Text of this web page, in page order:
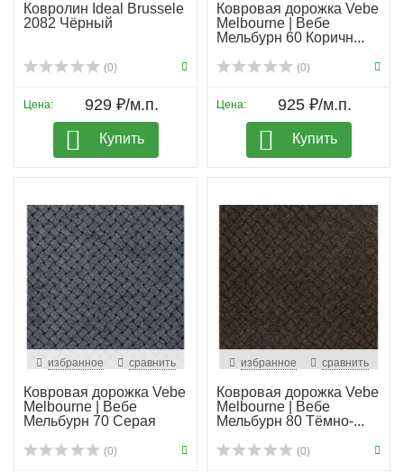
Ковролин Ideal Brussele
2082 Чёрный
(0)
Цена: 929 ₽/м.п.
Купить
Ковровая дорожка Vebe
Melbourne | Вебе
Мельбурн 60 Коричн...
(0)
Цена: 925 ₽/м.п.
Купить
избранное сравнить
Ковровая дорожка Vebe
Melbourne | Вебе
Мельбурн 70 Серая
(0)
избранное сравнить
Ковровая дорожка Vebe
Melbourne | Вебе
Мельбурн 80 Тёмно-...
(0)